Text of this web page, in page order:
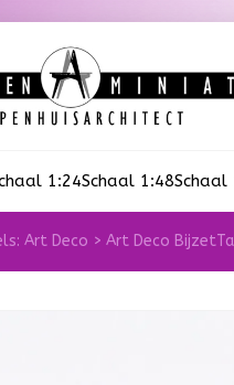
1:24Schaal 1:48Schaal
Art Deco > Art Deco